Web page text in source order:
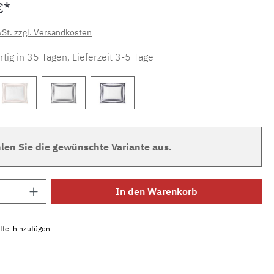
zzgl. Versandkosten
in 35 Tagen, Lieferzeit 3-5 Tage
Sie die gewünschte Variante aus.
Anzahl: Gib den gewünschten Wert ein
In den Warenkorb
hinzufügen